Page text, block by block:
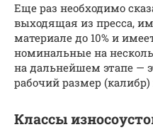
Еще раз необходимо
выходящая из пресса,
материале до 10% и
номинальные на
на дальнейшем этапе —
рабочий размер
Классы